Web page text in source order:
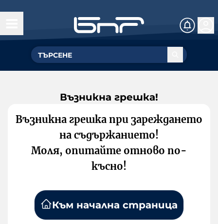
Възникна грешка!
Възникна грешка при зареждането
на съдържанието!
Моля, опитайте отново по-
късно!
Към начална страница